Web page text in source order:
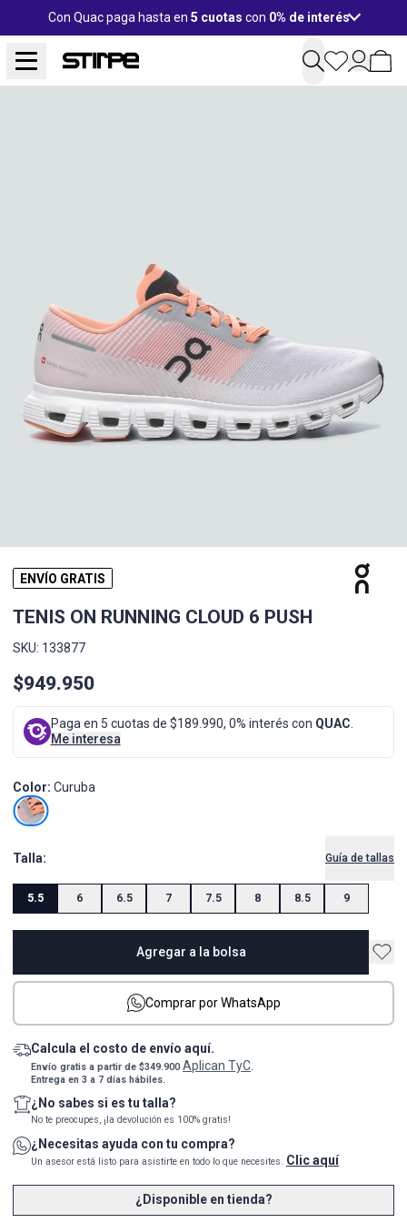
Con Quac paga hasta en 5 cuotas con 0% de interés
ENVÍO GRATIS
TENIS ON RUNNING CLOUD 6 PUSH
SKU: 133877
$949.950
Paga en 5 cuotas de $189.990, 0% interés con QUAC
Me interesa
Color: Curuba
Talla: Guía de tallas
5.5 6 6.5 7 7.5 8 8.5 9
Agregar a la bolsa
Comprar por WhatsApp
Calcula el costo de envío aquí.
Envío gratis a partir de $349.900Aplican TyC.
Entrega en 3 a 7 días hábiles.
¿No sabes si es tu talla?
No te preocupes, ¡la devolución es 100% gratis!
¿Necesitas ayuda con tu compra?
Un asesor está listo para asistirte en todo lo que necesites. Clic aquí
¿Disponible en tienda?